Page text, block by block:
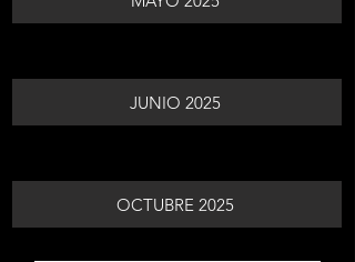
JUNIO 2025
OCTUBRE 2025